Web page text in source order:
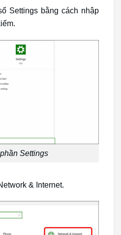
Settings bằng cách nhập
Settings
& Internet.